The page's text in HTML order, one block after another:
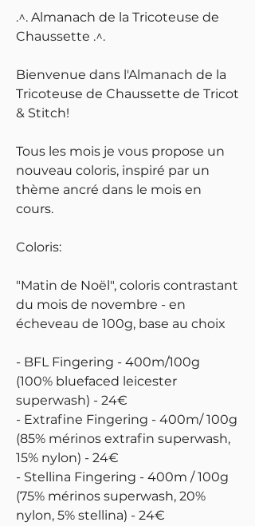
.^. Almanach de la Tricoteuse de
Chaussette .^.
Bienvenue dans l'Almanach de la
Tricoteuse de Chaussette de Tricot
& Stitch!
Tous les mois je vous propose un
nouveau coloris, inspiré par un
thème ancré dans le mois en
cours.
Coloris:
"Matin de Noël", coloris contrastant
du mois de novembre - en
écheveau de 100g, base au choix
- BFL Fingering - 400m/100g
(100% bluefaced leicester
superwash) - 24€
- Extrafine Fingering - 400m/ 100g
(85% mérinos extrafin superwash,
15% nylon) - 24€
- Stellina Fingering - 400m / 100g
(75% mérinos superwash, 20%
nylon, 5% stellina) - 24€